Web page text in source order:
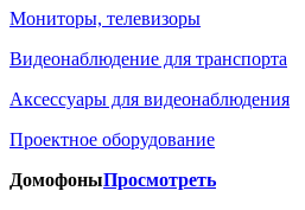
Мониторы, телевизоры
Видеонаблюдение для транспорта
Аксессуары для видеонаблюдения
Проектное оборудование
ДомофоныПросмотреть